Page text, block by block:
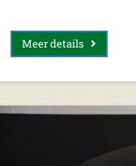
Meer details